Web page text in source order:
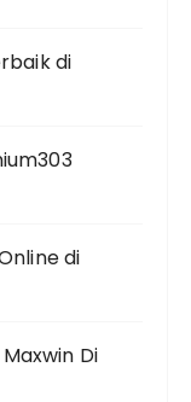
di
di
Di